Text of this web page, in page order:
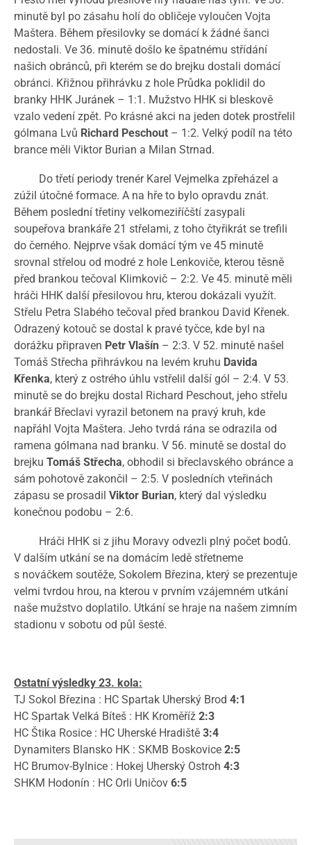
minutě byl po zásahu holí do obličeje vyloučen Vojta
Maštera. Během přesilovky se domácí k žádné šanci
nedostali. Ve 36. minutě došlo ke špatnému střídání
našich obránců, při kterém se do brejku dostali domácí
obránci. Křižnou přihrávku z hole Průdka poklidil do
branky HHK Juránek – 1:1. Mužstvo HHK si bleskově
vzalo vedení zpět. Po krásné akci na jeden dotek prostřelil
gólmana Lvů Richard Peschout – 1:2. Velký podíl na této
brance měli Viktor Burian a Milan Strnad.
Do třetí periody trenér Karel Vejmelka zpřeházel a
zúžil útočné formace. A na hře to bylo opravdu znát.
Během poslední třetiny velkomeziříčští zasypali
soupeřova brankáře 21 střelami, z toho čtyřikrát se trefili
do černého. Nejprve však domácí tým ve 45 minutě
srovnal střelou od modré z hole Lenkoviče, kterou těsně
před brankou tečoval Klimkovič – 2:2. Ve 45. minutě měli
hráči HHK další přesilovou hru, kterou dokázali využít.
Střelu Petra Slabého tečoval před brankou David Křenek.
Odrazený kotouč se dostal k pravé tyčce, kde byl na
dorážku připraven Petr Vlašín – 2:3. V 52. minutě našel
Tomáš Střecha přihrávkou na levém kruhu Davida
Křenka, který z ostrého úhlu vstřelil další gól – 2:4. V 53.
minutě se do brejku dostal Richard Peschout, jeho střelu
brankář Břeclavi vyrazil betonem na pravý kruh, kde
napřáhl Vojta Maštera. Jeho tvrdá rána se odrazila od
ramena gólmana nad branku. V 56. minutě se dostal do
brejku Tomáš Střecha, obhodil si břeclavského obránce a
sám pohotově zakončil – 2:5. V posledních vteřinách
zápasu se prosadil Viktor Burian, který dal výsledku
konečnou podobu – 2:6.
Hráči HHK si z jihu Moravy odvezli plný počet bodů.
V dalším utkání se na domácím ledě střetneme
s nováčkem soutěže, Sokolem Březina, který se prezentuje
velmi tvrdou hrou, na kterou v prvním vzájemném utkání
naše mužstvo doplatilo. Utkání se hraje na našem zimním
stadionu v sobotu od půl šesté.
Ostatní výsledky 23. kola:
TJ Sokol Březina : HC Spartak Uherský Brod 4:1
HC Spartak Velká Bíteš : HK Kroměříž 2:3
HC Štika Rosice : HC Uherské Hradiště 3:4
Dynamiters Blansko HK : SKMB Boskovice 2:5
HC Brumov-Bylnice : Hokej Uherský Ostroh 4:3
SHKM Hodonín : HC Orli Uničov 6:5